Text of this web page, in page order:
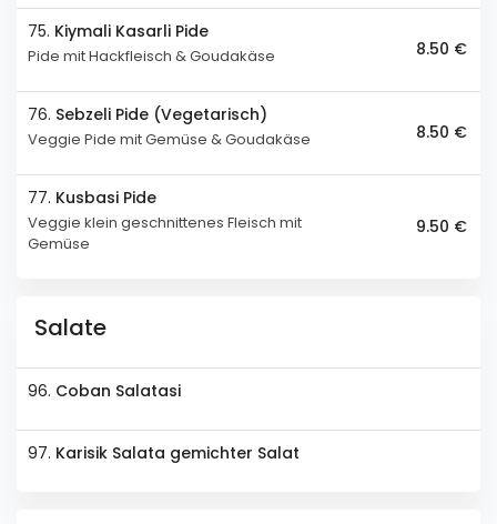
75. Kiymali Kasarli Pide
Pide mit Hackfleisch & Goudakäse 8.50 €
76. Sebzeli Pide (Vegetarisch)
Veggie Pide mit Gemüse & Goudakäse 8.50 €
77. Kusbasi Pide
Veggie klein geschnittenes Fleisch mit
Gemüse
9.50 €
Salate
96. Coban Salatasi
97. Karisik Salata gemichter Salat